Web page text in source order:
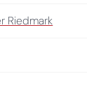
Riedmark